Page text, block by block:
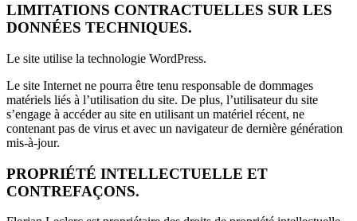
LIMITATIONS CONTRACTUELLES SUR LES
DONNÉES TECHNIQUES.
Le site utilise la technologie WordPress.
Le site Internet ne pourra être tenu responsable de dommages
matériels liés à l’utilisation du site. De plus, l’utilisateur du site
s’engage à accéder au site en utilisant un matériel récent, ne
contenant pas de virus et avec un navigateur de dernière génération
mis-à-jour.
PROPRIÉTÉ INTELLECTUELLE ET
CONTREFAÇONS.